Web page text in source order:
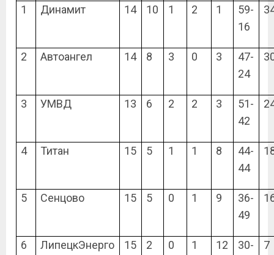
1 Динамит 14 10 1 2 1
59-
16
2 Автоангел 14 8 3 0 3
47-
24
3 УМВД 13 6 2 2 3
51-
42
4 Титан 15 5 1 1 8
44-
44
5 Сенцово 15 5 0 1 9
36-
49
6 ЛипецкЭнерго 15 2 0 1 12
30-
7